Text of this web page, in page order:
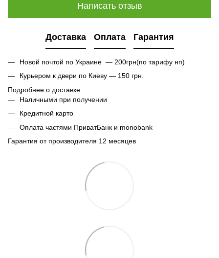
Написать отзыв
Доставка Оплата Гарантия
Новой почтой по Украине — 200грн(по тарифу нп)
Курьером к двери по Киеву — 150 грн.
Подробнее о доставке
Наличными при получении
Кредитной карто
Оплата частями ПриватБанк и monobank
Гарантия от производителя 12 месяцев